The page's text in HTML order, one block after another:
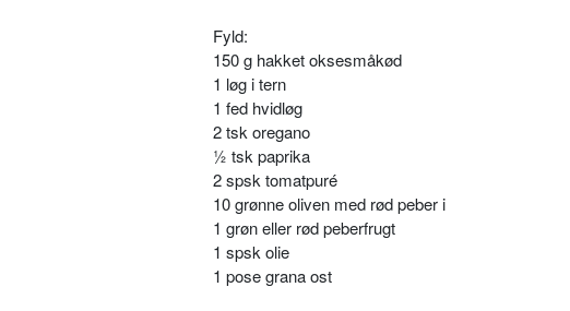
Fyld:
150 g hakket oksesmåkød
1 løg i tern
1 fed hvidløg
2 tsk oregano
½ tsk paprika
2 spsk tomatpuré
10 grønne oliven med rød peber i
1 grøn eller rød peberfrugt
1 spsk olie
1 pose grana ost